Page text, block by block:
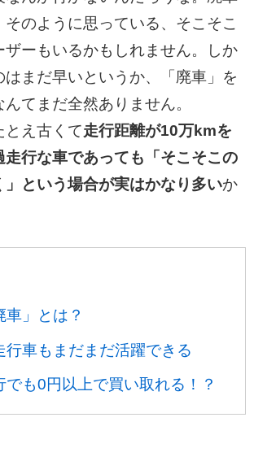
のように思っている、そこそこ
ザーもいるかもしれません。しか
はまだ早いというか、「廃車」を
てまだ全然ありません。
とえ古くて走行距離が10万kmを
走行な車であっても「そこそこの
」という場合が実はかなり多いか
車」とは？
行車もまだまだ活躍できる
でも0円以上で買い取れる！？